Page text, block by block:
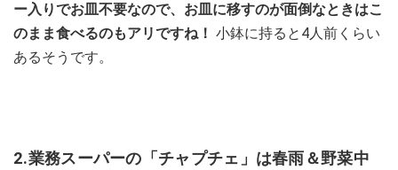
ー入りでお皿不要なので、お皿に移すのが面倒なときはこ
のまま食べるのもアリですね！ 小鉢に持ると4人前くらい
あるそうです。
2.業務スーパーの「チャプチェ」は春雨＆野菜中